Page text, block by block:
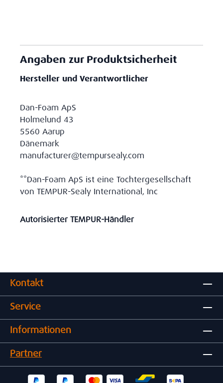
Angaben zur Produktsicherheit
Hersteller und Verantwortlicher
Dan-Foam ApS
Holmelund 43
5560 Aarup
Dänemark
manufacturer@tempursealy.com
**Dan-Foam ApS ist eine Tochtergesellschaft
von TEMPUR-Sealy International, Inc
Autorisierter TEMPUR-Händler
Kontakt
Service
Informationen
Partner